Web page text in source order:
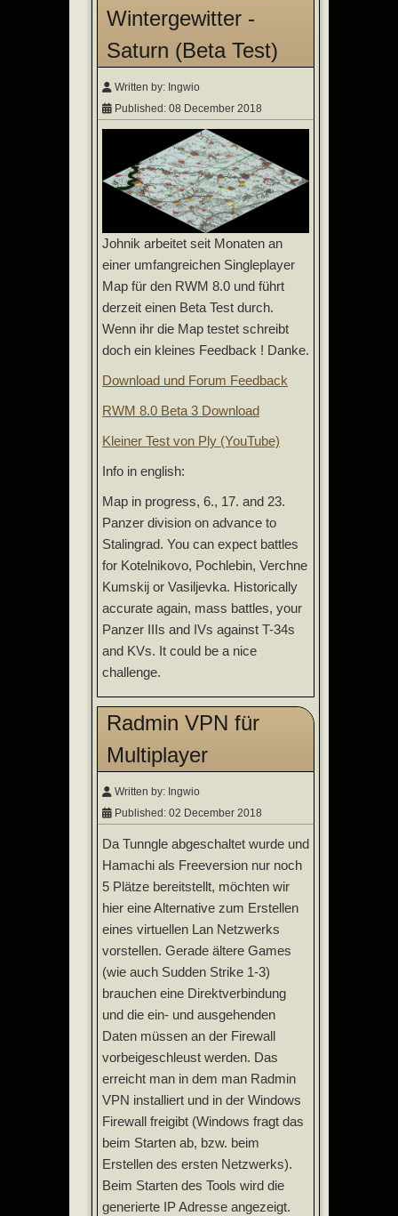
Wintergewitter -
Saturn (Beta Test)
Written by: Ingwio
Published: 08 December 2018
Johnik arbeitet seit Monaten an
einer umfangreichen Singleplayer
Map für den RWM 8.0 und führt
derzeit einen Beta Test durch.
Wenn ihr die Map testet schreibt
doch ein kleines Feedback ! Danke.
Download und Forum Feedback
RWM 8.0 Beta 3 Download
Kleiner Test von Ply (YouTube)
Info in english:
Map in progress, 6., 17. and 23.
Panzer division on advance to
Stalingrad. You can expect battles
for Kotelnikovo, Pochlebin, Verchne
Kumskij or Vasiljevka. Historically
accurate again, mass battles, your
Panzer IIIs and IVs against T-34s
and KVs. It could be a nice
challenge.
Radmin VPN für
Multiplayer
Written by: Ingwio
Published: 02 December 2018
Da Tunngle abgeschaltet wurde und
Hamachi als Freeversion nur noch
5 Plätze bereitstellt, möchten wir
hier eine Alternative zum Erstellen
eines virtuellen Lan Netzwerks
vorstellen. Gerade ältere Games
(wie auch Sudden Strike 1-3)
brauchen eine Direktverbindung
und die ein- und ausgehenden
Daten müssen an der Firewall
vorbeigeschleust werden. Das
erreicht man in dem man Radmin
VPN installiert und in der Windows
Firewall freigibt (Windows fragt das
beim Starten ab, bzw. beim
Erstellen des ersten Netzwerks).
Beim Starten des Tools wird die
generierte IP Adresse angezeigt.